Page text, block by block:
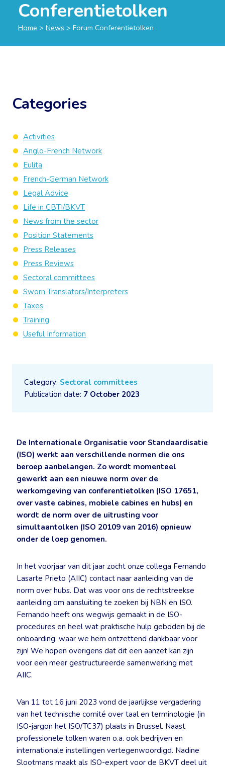
Conferentietolken
Home > News > Forum Conferentietolken
Category: Sectoral committees
Publication date: 7 October 2023
De Internationale Organisatie voor Standaardisatie
(ISO) werkt aan verschillende normen die ons
beroep aanbelangen. Zo wordt momenteel
gewerkt aan een nieuwe norm over de
werkomgeving van conferentietolken (ISO 17651,
over vaste cabines, mobiele cabines en hubs) en
wordt de norm over de uitrusting voor
simultaantolken (ISO 20109 van 2016) opnieuw
onder de loep genomen.
In het voorjaar van dit jaar zocht onze collega Fernando
Lasarte Prieto (AIIC) contact naar aanleiding van de
norm over hubs. Dat was voor ons de rechtstreekse
aanleiding om aansluiting te zoeken bij NBN en ISO.
Fernando heeft ons wegwijs gemaakt in de ISO-
procedures en heel wat praktische hulp geboden bij de
onboarding, waar we hem ontzettend dankbaar voor
zijn! We hopen overigens dat dit een aanzet kan zijn
voor een meer gestructureerde samenwerking met
AIIC.
Van 11 tot 16 juni 2023 vond de jaarlijkse vergadering
van het technische comité over taal en terminologie (in
ISO-jargon het ISO/TC37) plaats in Brussel. Naast
professionele tolken waren o.a. ook bedrijven en
internationale instellingen vertegenwoordigd. Nadine
Slootmans maakt als ISO-expert voor de BKVT deel uit
Categories
Activities
Anglo-French Network
Eulita
French-German Network
Legal Advice
Life in CBTI/BKVT
News from the sector
Position Statements
Press Releases
Press Reviews
Sectoral committees
Sworn Translators/Interpreters
Taxes
Training
Useful Information